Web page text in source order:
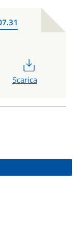
Scarica